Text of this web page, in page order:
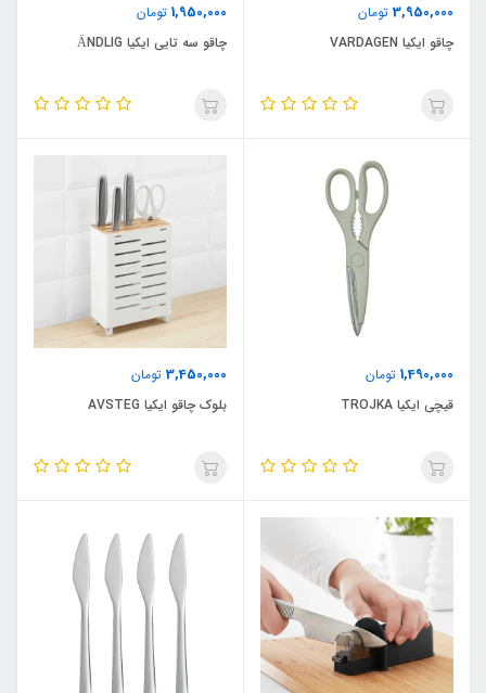
3,950,000 تومان
چاقو ایکیا VARDAGEN
1,950,000 تومان
چاقو سه تایی ایکیا ÄNDLIG
1,490,000 تومان
قیچی ایکیا TROJKA
3,450,000 تومان
بلوک چاقو ایکیا AVSTEG